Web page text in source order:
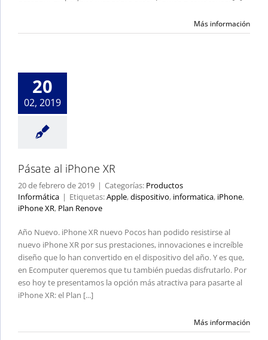
Más información
20
02, 2019
Pásate al iPhone XR
20 de febrero de 2019 | Categorías: Productos
Informática | Etiquetas:Apple,dispositivo, informatica, iPhone,
iPhone XR, Plan Renove
Año Nuevo. iPhone XR nuevo Pocos han podido resistirse al
nuevo iPhone XR por sus prestaciones, innovaciones e increíble
diseño que lo han convertido en el dispositivo del año. Y es que,
en Ecomputer queremos que tu también puedas disfrutarlo. Por
eso hoy te presentamos la opción más atractiva para pasarte al
iPhone XR: el Plan [...]
Más información